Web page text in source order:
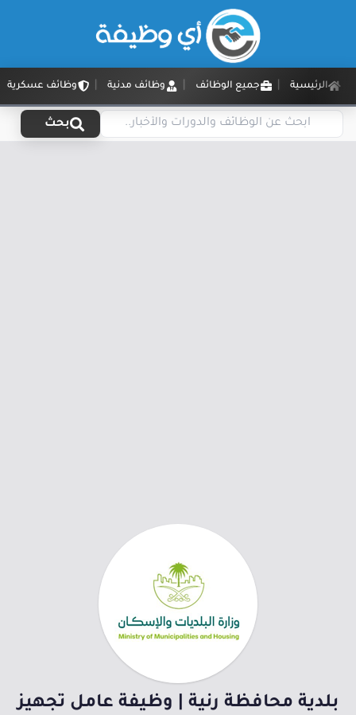
الرئيسية جميع الوظائف وظائف مدنية وظائف عسكرية
بحث
بلدية محافظة رنية | وظيفة عامل تجهيز